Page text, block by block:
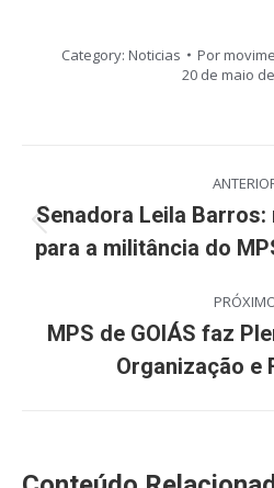
Category: Noticias Por
20 de maio
de
post:
Senadora Leila
para a militância do
MPS de GOIÁS faz
Organização e